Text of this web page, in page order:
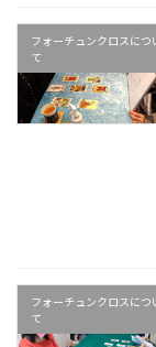
フォーチュンクロスにつ
て
フォーチュンクロスにつ
て